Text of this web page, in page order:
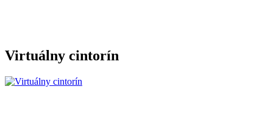
Virtuálny cintorín